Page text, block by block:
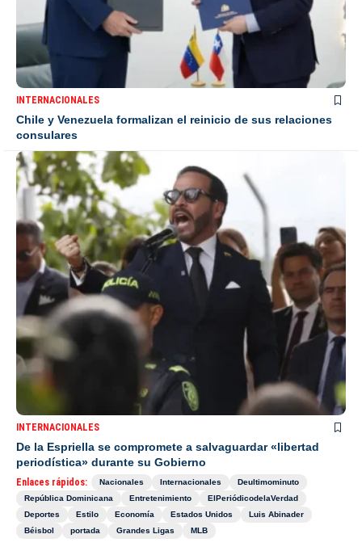
INTERNACIONALES
Chile y Venezuela formalizan el reinicio de sus relaciones
consulares
INTERNACIONALES
De la Espriella se compromete a salvaguardar «libertad
periodística» durante su Gobierno
Enlaces rápidos: Nacionales Internacionales
Deultimominuto
República Dominicana
Entretenimiento
ElPeriódicodelaVerdad
Deportes
Estilo Economía Estados Unidos
Luis Abinader
Béisbol
portada Grandes Ligas MLB